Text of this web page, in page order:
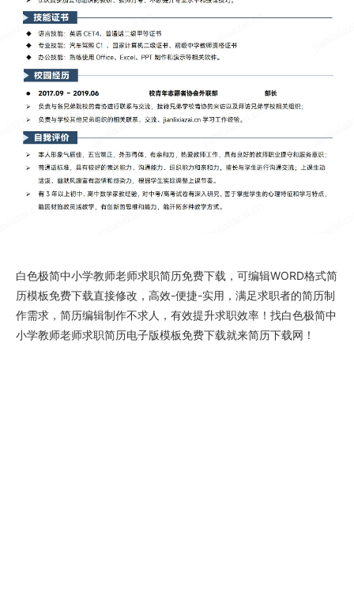
白色极简中小学教师老师求职简历免费下载 ，可编辑WORD格式简
历模板免费下载直接修改，高效-便捷-实用，满足求职者的简历制
作需求，简历编辑制作不求人，有效提升求职效率！找白色极简中
小学教师老师求职简历电子版模板免费下载就来简历下载网 ！